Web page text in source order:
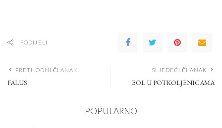
PODIJELI
PRETHODNI ČLANAK
FALUS
SLJEDEĆI ČLANAK
BOL U POTKOLJENICAMA
POPULARNO